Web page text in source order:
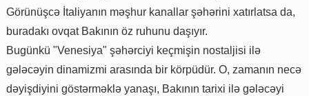
Görünüşcə İtaliyanın məşhur kanallar şəhərini xatırlatsa da,
buradakı ovqat Bakının öz ruhunu daşıyır.
Bugünkü "Venesiya" şəhərciyi keçmişin nostaljisi ilə
gələcəyin dinamizmi arasında bir körpüdür. O, zamanın necə
dəyişdiyini göstərməklə yanaşı, Bakının tarixi ilə gələcəyi